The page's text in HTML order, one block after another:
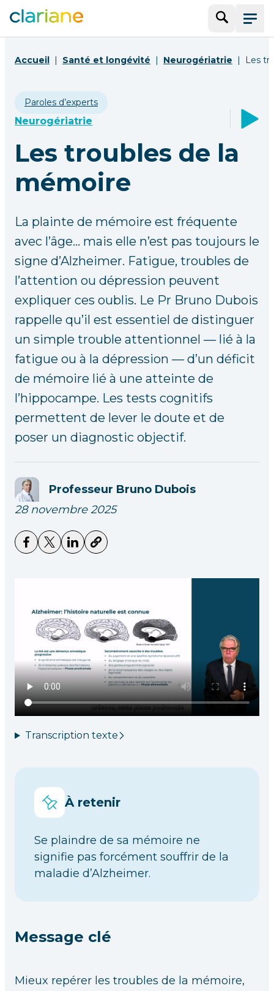
Menu
Accueil Santé et longévité Neurogériatrie Les
Paroles d’experts
Neurogériatrie
Les troubles de la
mémoire
La plainte de mémoire est fréquente
avec l’âge… mais elle n’est pas toujours le
signe d’Alzheimer. Fatigue, troubles de
l’attention ou dépression peuvent
expliquer ces oublis. Le Pr Bruno Dubois
rappelle qu’il est essentiel de distinguer
un simple trouble attentionnel — lié à la
fatigue ou à la dépression — d’un déficit
de mémoire lié à une atteinte de
l’hippocampe. Les tests cognitifs
permettent de lever le doute et de
poser un diagnostic objectif.
Professeur Bruno Dubois
28 novembre 2025
Transcription texte
À retenir
Se plaindre de sa mémoire ne
signifie pas forcément souffrir de la
maladie d’Alzheimer.
Message clé
Mieux repérer les troubles de la mémoire,